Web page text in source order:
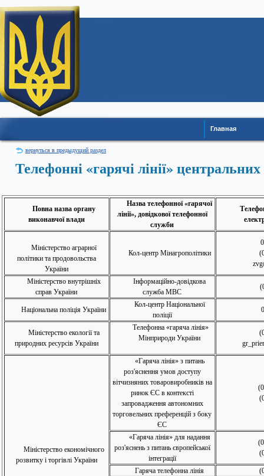
Главная
вернуться в предыдущий раздел
Телефонні «гарячі лінії»
Повна назва органу
виконавчої влади
Назва телефонної «гарячої
лінії», довідкової телефонної
служби
Міністерство аграрної
політики та продовольства
України
Кол-центр Мінагрополітики
Міністерство внутрішніх
справ України
Інформаційно-довідкова
служба МВС
Національна поліція України
Кол-центр Національної
поліції
Міністерство екології та
природних ресурсів України
Телефонна «гаряча лінія»
Мінприроди України
Міністерство економічного
розвитку і торгівлі України
«Гаряча лінія» з питань
роз'яснення умов доступу
вітчизняних товаровиробників на
ринок ЄС в контексті
запровадження автономних
торговельних преференцій з боку
ЄС
«Гаряча лінія» для надання
роз'яснень з питань європейської
інтеграції
Гаряча телефонна лінія